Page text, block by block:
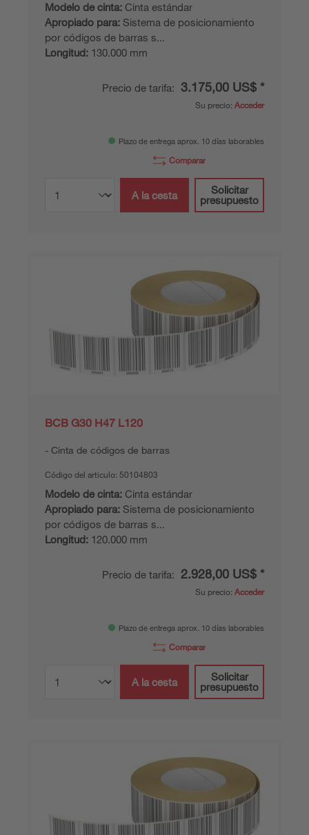
Modelo de cinta: Cinta estándar
Apropiado para: Sistema de posicionamiento
por códigos de barras s...
Longitud: 130.000 mm
Precio de tarifa: 3.175,00 US$ *
Su precio: Acceder
Plazo de entrega aprox. 10 días laborables
Comparar
A la cesta
Solicitar
presupuesto
BCB G30 H47 L120
Cinta de códigos de barras
Código del articulo: 50104803
Modelo de cinta: Cinta estándar
Apropiado para: Sistema de posicionamiento
por códigos de barras s...
Longitud: 120.000 mm
Precio de tarifa: 2.928,00 US$ *
Su precio: Acceder
Plazo de entrega aprox. 10 días laborables
Comparar
A la cesta
Solicitar
presupuesto